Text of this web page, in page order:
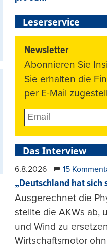
Leserservice
Newsletter
Abonnieren Sie
Sie erhalten die
per E-Mail
Das Interview
6.8.2026 15
„Deutschland hat
Ausgerechnet die
stellte die AKWs ab,
und Wind zu
Wirtschaftsmotor